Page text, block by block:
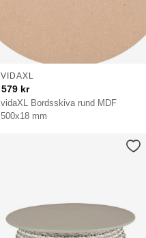
vidaXL Bordsskiva rund MDF
500x18 mm
VIDAXL
579 kr